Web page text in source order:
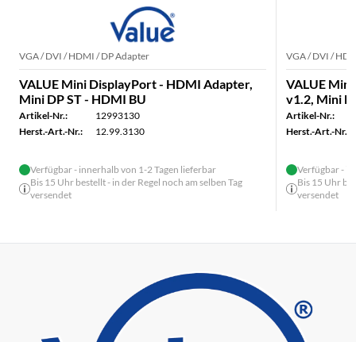
VGA / DVI / HDMI / DP Adapter
VALUE Mini DisplayPort - HDMI Adapter,
Mini DP ST - HDMI BU
Artikel-Nr.:
12993130
Herst.-Art.-Nr.:
12.99.3130
Verfügbar - innerhalb von 1-2 Tagen lieferbar
Bis 15 Uhr bestellt - in der Regel noch am selben Tag
versendet
VGA / DVI /
VALUE
v1.2, Mini
Artikel-Nr.:
Herst.-Art.-Nr.:
Verfügbar -
Bis 15 Uhr
versendet